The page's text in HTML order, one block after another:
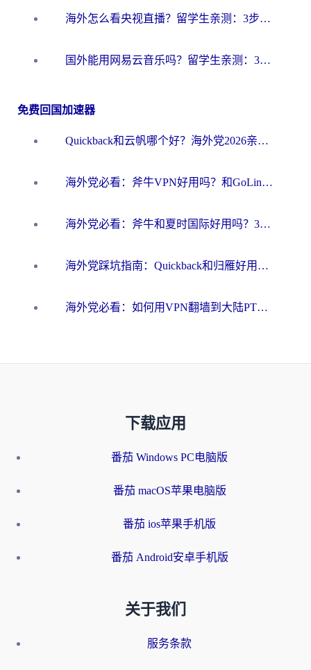
海外怎么看央视直播？留学生亲测：3步解决版权限制+追剧自由
国外能用网易云音乐吗？留学生亲测：3步解决海外听歌难题
免费回国加速器
Quickback和云帆哪个好？海外党2026亲测指南：选对加速器大陆工具，无缝刷国内剧玩国服
海外党必看：斧牛VPN好用吗？和GoLinkVPN对比哪个回国效果更好？
海外党必看：斧牛和夏时国际好用吗？3步选对回国加速器，无缝刷国内资源
海外党踩坑指南：Quickback和归雁好用吗？选对加速器才能无缝刷国内资源
海外党必看：如何用VPN翻墙到大陆PTT？一篇解决你所有回国加速痛点
下载应用
番茄 Windows PC电脑版
番茄 macOS苹果电脑版
番茄 ios苹果手机版
番茄 Android安卓手机版
关于我们
服务条款